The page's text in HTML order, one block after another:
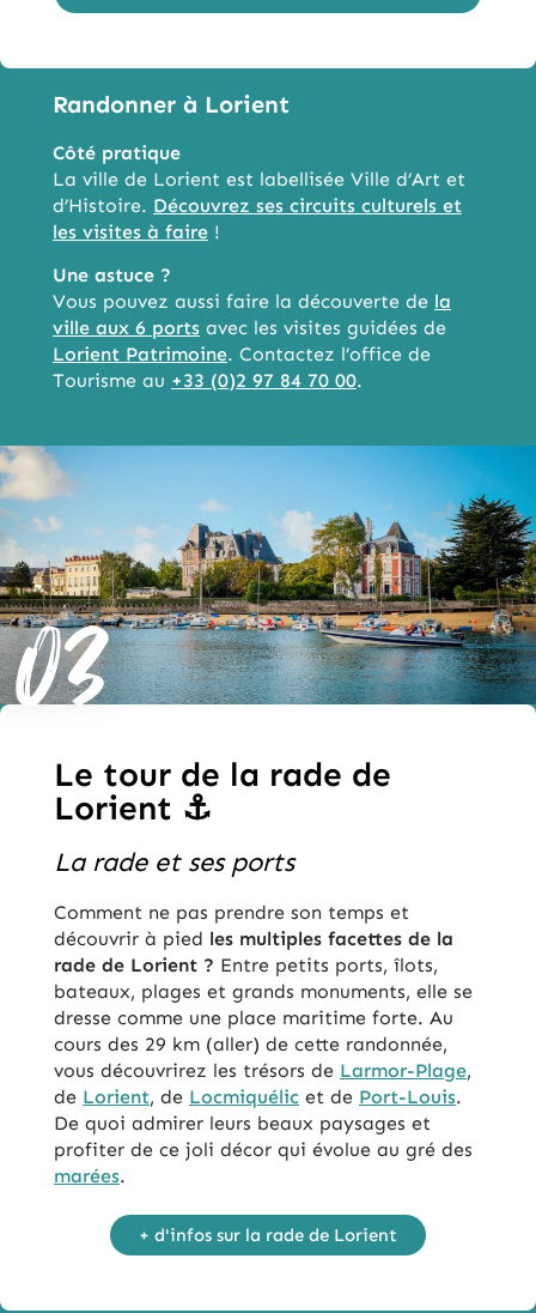
Randonner à Lorient
Côté pratique
La ville de Lorient est labellisée Ville d’Art et
d’Histoire. Découvrez ses circuits culturels et
les visites à faire !
Une astuce ?
Vous pouvez aussi faire la découverte de la
ville aux 6 ports avec les visites guidées de
Lorient Patrimoine. Contactez l’office de
Tourisme au +33 (0)2 97 84 70 00.
03
Le tour de la rade de
Lorient ⚓
La rade et ses ports
Comment ne pas prendre son temps et
découvrir à pied les multiples facettes de la
rade de Lorient ? Entre petits ports, îlots,
bateaux, plages et grands monuments, elle se
dresse comme une place maritime forte. Au
cours des 29 km (aller) de cette randonnée,
vous découvrirez les trésors de Larmor-Plage,
de Lorient, de Locmiquélic et de Port-Louis.
De quoi admirer leurs beaux paysages et
profiter de ce joli décor qui évolue au gré des
marées.
+ d'infos sur la rade de Lorient